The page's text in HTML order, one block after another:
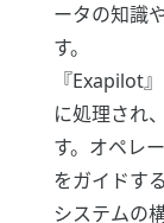
ータの知識
す。
『Exapilot
に処理され
す。オペレ
をガイドす
システムの